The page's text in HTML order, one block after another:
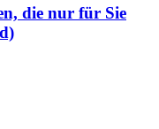
die nur für Sie